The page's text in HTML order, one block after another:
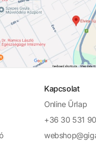
Kapcsolat
Online Űrlap
+36 30 531